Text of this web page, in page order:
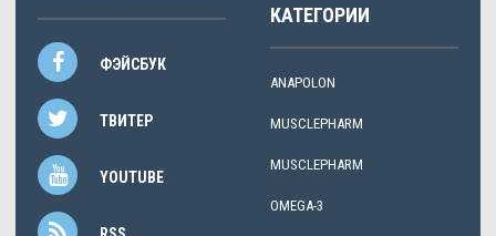
ФЭЙСБУК
ТВИТЕР
YOUTUBE
КАТЕГОРИИ
ANAPOLON
MUSCLEPHARM
MUSCLEPHARM
OMEGA-3